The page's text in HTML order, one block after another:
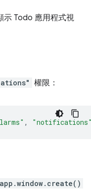
示 Todo 應用程式視
權限：
,